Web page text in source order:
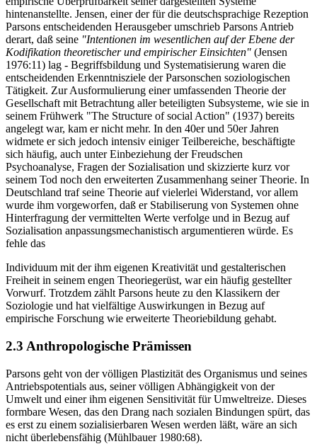
hintenanstellte. Jensen, einer der für die deutschsprachige Rezeption
Parsons entscheidenden Herausgeber umschrieb Parsons Antrieb
derart, daß seine "Intentionen im wesentlichen auf der Ebene der
Kodifikation theoretischer und empirischer Einsichten" (Jensen
1976:11) lag - Begriffsbildung und Systematisierung waren die
entscheidenden Erkenntnisziele der Parsonschen soziologischen
Tätigkeit. Zur Ausformulierung einer umfassenden Theorie der
Gesellschaft mit Betrachtung aller beteiligten Subsysteme, wie sie in
seinem Frühwerk "The Structure of social Action" (1937) bereits
angelegt war, kam er nicht mehr. In den 40er und 50er Jahren
widmete er sich jedoch intensiv einiger Teilbereiche, beschäftigte
sich häufig, auch unter Einbeziehung der Freudschen
Psychoanalyse, Fragen der Sozialisation und skizzierte kurz vor
seinem Tod noch den erweiterten Zusammenhang seiner Theorie. In
Deutschland traf seine Theorie auf vielerlei Widerstand, vor allem
wurde ihm vorgeworfen, daß er Stabiliserung von Systemen ohne
Hinterfragung der vermittelten Werte verfolge und in Bezug auf
Sozialisation anpassungsmechanistisch argumentieren würde. Es
fehle das
Individuum mit der ihm eigenen Kreativität und gestalterischen
Freiheit in seinem engen Theoriegerüst, war ein häufig gestellter
Vorwurf. Trotzdem zählt Parsons heute zu den Klassikern der
Soziologie und hat vielfältige Auswirkungen in Bezug auf
empirische Forschung wie erweiterte Theoriebildung gehabt.
2.3 Anthropologische Prämissen
Parsons geht von der völligen Plastizität des Organismus und seines
Antriebspotentials aus, seiner völligen Abhängigkeit von der
Umwelt und einer ihm eigenen Sensitivität für Umweltreize. Dieses
formbare Wesen, das den Drang nach sozialen Bindungen spürt, das
es erst zu einem sozialisierbaren Wesen werden läßt, wäre an sich
nicht überlebensfähig (Mühlbauer 1980:68).